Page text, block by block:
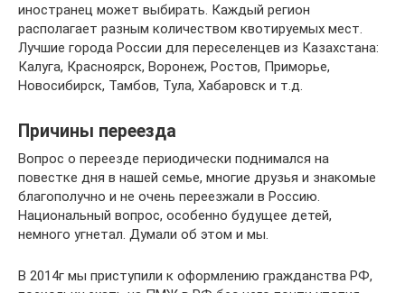
иностранец может выбирать. Каждый регион
располагает разным количеством квотируемых мест.
Лучшие города России для переселенцев из Казахстана:
Калуга, Красноярск, Воронеж, Ростов, Приморье,
Новосибирск, Тамбов, Тула, Хабаровск и т.д.
Причины переезда
Вопрос о переезде периодически поднимался на
повестке дня в нашей семье, многие друзья и знакомые
благополучно и не очень переезжали в Россию.
Национальный вопрос, особенно будущее детей,
немного угнетал. Думали об этом и мы.
В 2014г мы приступили к оформлению гражданства РФ,